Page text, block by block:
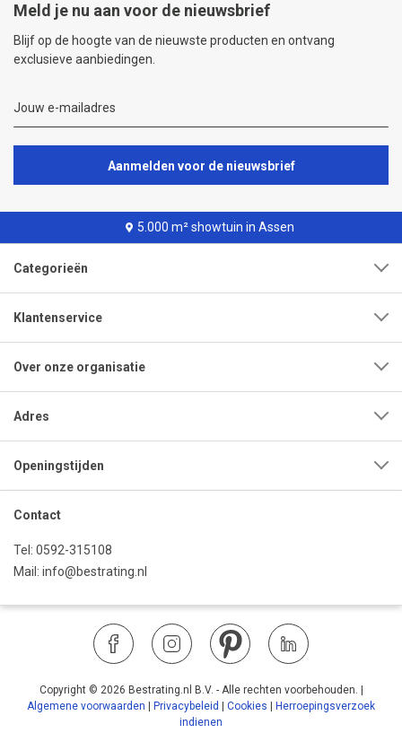
Meld je nu aan voor de nieuwsbrief
Blijf op de hoogte van de nieuwste producten en ontvang
exclusieve aanbiedingen.
Aanmelden voor de nieuwsbrief
5.000 m² showtuin in Assen
Categorieën
Klantenservice
Over onze organisatie
Adres
Openingstijden
Contact
Tel: 0592-315108
Mail: info@bestrating.nl
Copyright © 2026 Bestrating.nl B.V. - Alle rechten voorbehouden.
Algemene voorwaarden
Privacybeleid Cookies
Herroepingsverzoek
indienen